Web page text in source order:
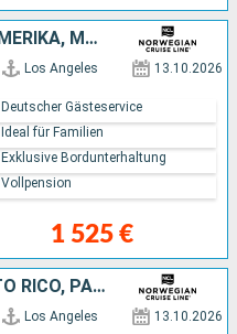
VEREINIGTE STAATEN VON AMERIKA, MEXIKO, GUATEMALA, PUERTO RICO, PANAMA, KOLUMBIEN, JAMAIKA
Los Angeles 13.10.2026
1 525 €
Deutscher Gästeservice
Ideal für Familien
Exklusive Bordunterhaltung
Vollpension
MEXIKO, GUATEMALA, PUERTO RICO, PANAMA, KOLUMBIEN, JAMAIKA, VEREINIGTE STAATEN VON AMERIKA
Los Angeles 13.10.2026